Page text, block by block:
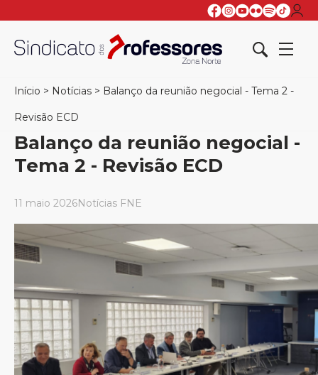
Início > Notícias > Balanço da reunião negocial - Tema 2 -
Revisão ECD
Balanço da reunião negocial -
Tema 2 - Revisão ECD
11 maio 2026Notícias FNE